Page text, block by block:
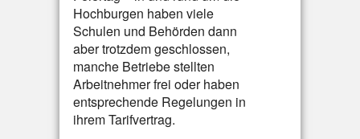
Hochburgen haben viele
Schulen und Behörden dann
aber trotzdem geschlossen,
manche Betriebe stellten
Arbeitnehmer frei oder haben
entsprechende Regelungen in
ihrem Tarifvertrag.